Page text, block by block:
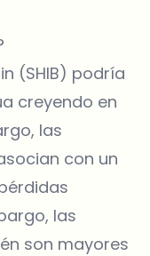
(SHIB) podría
creyendo en
las
con un
las
son mayores